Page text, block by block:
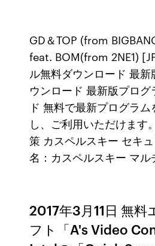
GD＆TOP (from
feat. BOM(from 2NE1)
ル無料ダウンロード 最
ウンロード 最新版プロ
ド 無料で最新プログラ
し、ご利用いただけます
策 カスペルスキー セキ
名：カスペルスキー マル
2017年3月11日 無料
フト「A's Video